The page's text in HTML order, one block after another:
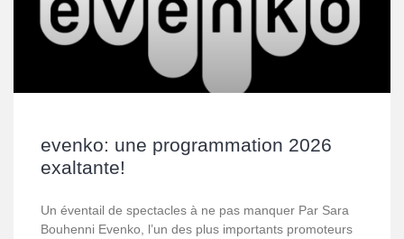
evenko: une programmation 2026
exaltante!
Un éventail de spectacles à ne pas manquer Par Sara
Bouhenni Evenko, l’un des plus importants promoteurs